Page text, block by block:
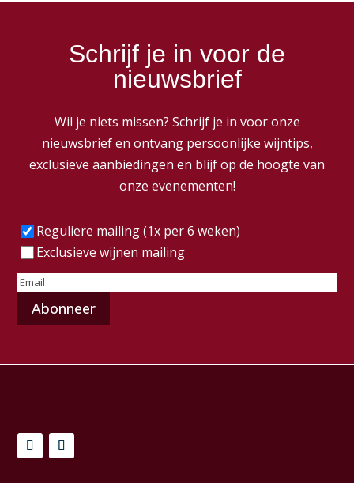
Schrijf je in voor de
nieuwsbrief
Wil je niets missen? Schrijf je in voor onze
nieuwsbrief en ontvang persoonlijke wijntips,
exclusieve aanbiedingen en blijf op de hoogte van
onze evenementen!
Frequentie(Vereist)
Reguliere mailing (1x per 6 weken)
Exclusieve wijnen mailing
E-
mailadres(Vereist)